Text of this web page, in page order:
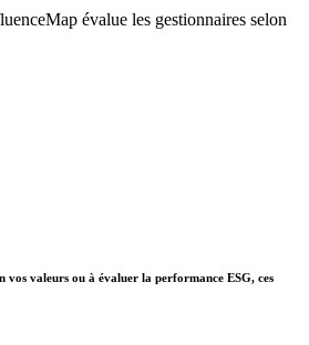
évalue les gestionnaires selon
valeurs ou à évaluer la performance ESG, ces